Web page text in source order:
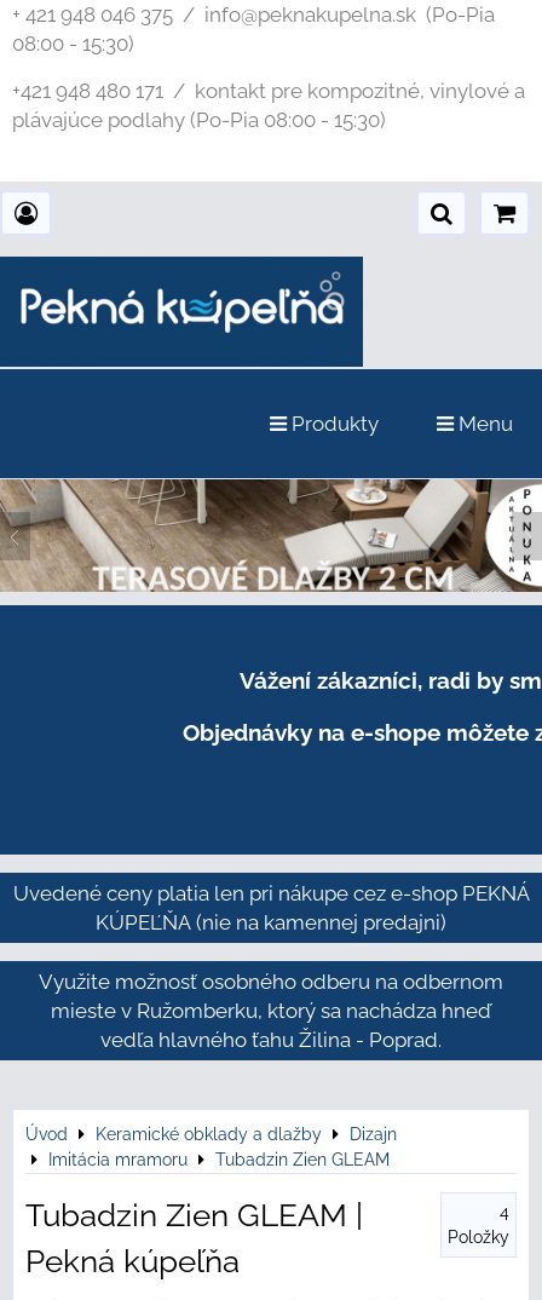
+ 421 948 046 375 / info@peknakupelna.sk (Po-Pia
08:00 - 15:30)
+421 948 480 171 / kontakt pre kompozitné, vinylové a
plávajúce podlahy (Po-Pia 08:00 - 15:30)
Produkty Menu
Vážení zákazníci, radi by
Objednávky na e-shope môžete
Uvedené ceny platia len pri nákupe cez e-shop PEKNÁ
KÚPEĽŇA (nie na kamennej predajni)
Využite možnosť osobného odberu na odbernom
mieste v Ružomberku, ktorý sa nachádza hneď
vedľa hlavného ťahu Žilina - Poprad.
Úvod Keramické obklady a dlažby
Dizajn
Imitácia mramoru
Tubadzin Zien GLEAM
Tubadzin Zien GLEAM |
Pekná kúpeľňa
4
Položky